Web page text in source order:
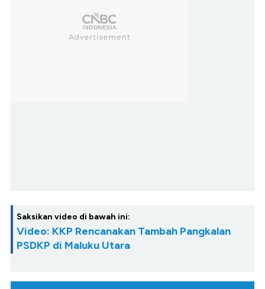
Saksikan video di bawah ini:
Video: KKP Rencanakan Tambah Pangkalan
PSDKP di Maluku Utara